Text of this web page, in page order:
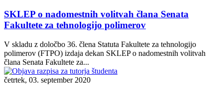
SKLEP o nadomestnih volitvah člana Senata
Fakultete za tehnologijo polimerov
V skladu z določbo 36. člena Statuta Fakultete za tehnologijo
polimerov (FTPO) izdaja dekan SKLEP o nadomestnih volitvah
člana Senata Fakultete za...
četrtek, 03. september 2020